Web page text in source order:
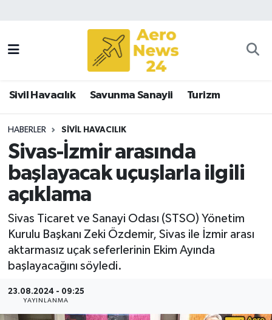
Sivil Havacılık Savunma Sanayii Turizm
HABERLER SIVIL HAVACILIK
Sivas-İzmir arasında
başlayacak uçuşlarla ilgili
açıklama
Sivas Ticaret ve Sanayi Odası (STSO) Yönetim
Kurulu Başkanı Zeki Özdemir, Sivas ile İzmir arası
aktarmasız uçak seferlerinin Ekim Ayında
başlayacağını söyledi.
23.08.2024 - 09:25
YAYINLANMA